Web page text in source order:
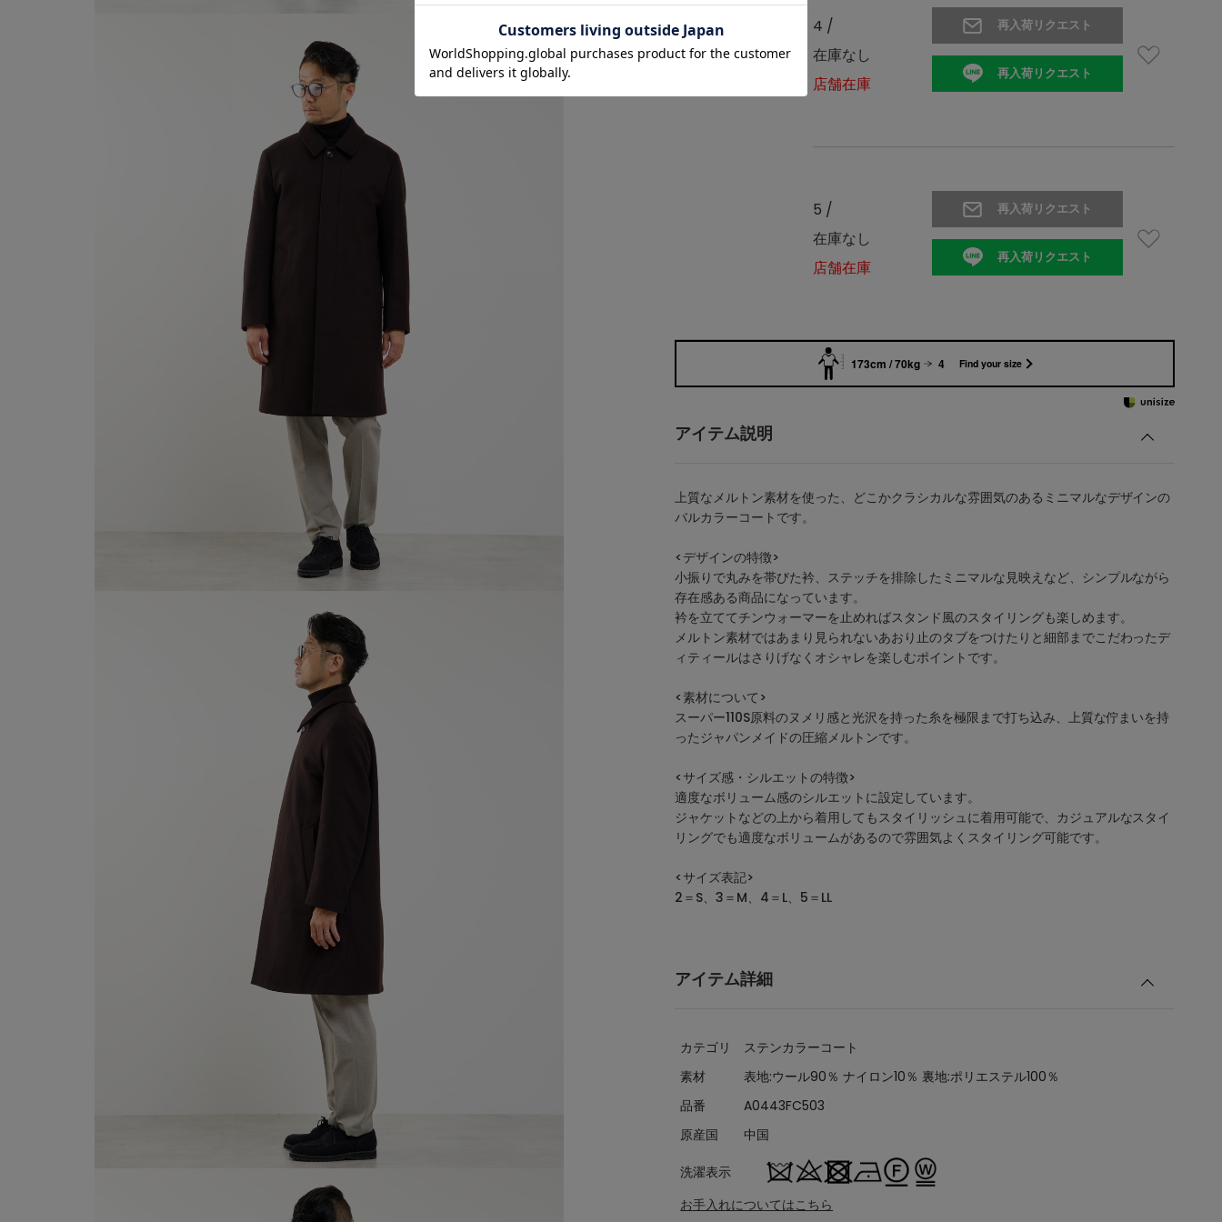
4 /
在庫なし
店舗在庫
再入荷リクエスト
再入荷リクエスト
5 /
在庫なし
店舗在庫
再入荷リクエスト
再入荷リクエスト
173cm / 70kg 4 Find your size
アイテム説明
上質なメルトン素材を使った、どこかクラシカルな雰囲気のあるミニマルなデザインの
バルカラーコートです。
<デザインの特徴>
小振りで丸みを帯びた衿、ステッチを排除したミニマルな見映えなど、シンプルながら
存在感ある商品になっています。
衿を立ててチンウォーマーを止めればスタンド風のスタイリングも楽しめます。
メルトン素材ではあまり見られないあおり止のタブをつけたりと細部までこだわったデ
ィティールはさりげなくオシャレを楽しむポイントです。
<素材について>
スーパー110S原料のヌメリ感と光沢を持った糸を極限まで打ち込み、上質な佇まいを持
ったジャパンメイドの圧縮メルトンです。
<サイズ感・シルエットの特徴>
適度なボリューム感のシルエットに設定しています。
ジャケットなどの上から着用してもスタイリッシュに着用可能で、カジュアルなスタイ
リングでも適度なボリュームがあるので雰囲気よくスタイリング可能です。
<サイズ表記>
2＝S、3＝M、4＝L、5＝LL
アイテム詳細
カテゴリ
ステンカラーコート
素材
表地:ウール90％ ナイロン10％ 裏地:ポリエステル100％
品番
A0443FC503
原産国
中国
洗濯表示
お手入れについてはこちら